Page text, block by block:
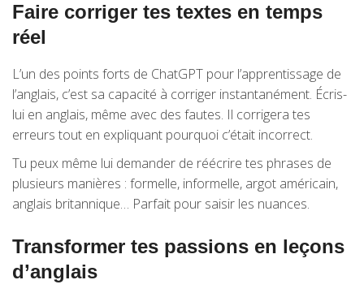
Faire corriger tes textes en temps
réel
L’un des points forts de ChatGPT pour l’apprentissage de
l’anglais, c’est sa capacité à corriger instantanément. Écris-
lui en anglais, même avec des fautes. Il corrigera tes
erreurs tout en expliquant pourquoi c’était incorrect.
Tu peux même lui demander de réécrire tes phrases de
plusieurs manières : formelle, informelle, argot américain,
anglais britannique… Parfait pour saisir les nuances.
Transformer tes passions en leçons
d’anglais